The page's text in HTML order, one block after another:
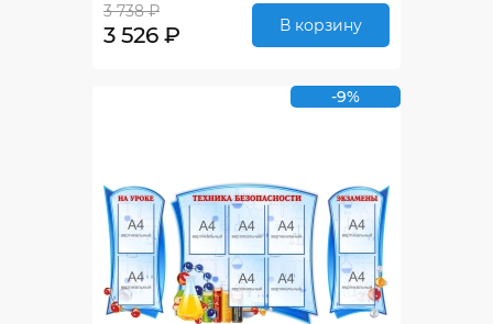
3 738 ₽
3 526 ₽ В корзину
-9%